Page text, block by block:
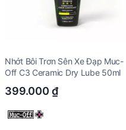
Nhớt Bôi Trơn Sên Xe Đạp Muc-
Off C3 Ceramic Dry Lube 50ml
399.000 ₫